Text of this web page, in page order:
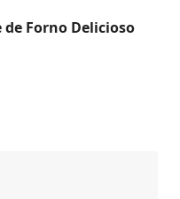
Forno Delicioso